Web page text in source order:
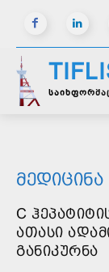
ᲛᲔᲓᲘᲪᲘᲜᲐ
C
ᲐᲗᲐᲡᲘ
ᲒᲐᲜᲘᲙᲣᲠᲜᲐ